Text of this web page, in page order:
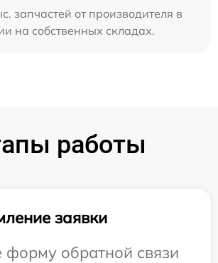
запчастей от производителя в
на собственных складах.
работы
заявки
форму обратной связи